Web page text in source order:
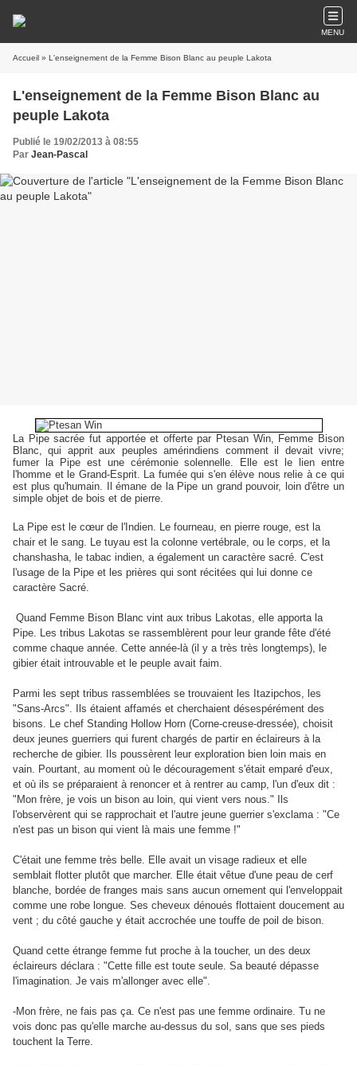
MENU
Accueil » L'enseignement de la Femme Bison Blanc au peuple Lakota
L'enseignement de la Femme Bison Blanc au
peuple Lakota
Publié le 19/02/2013 à 08:55
Par Jean-Pascal
La Pipe sacrée fut apportée et offerte par Ptesan Win, Femme Bison
Blanc, qui apprit aux peuples amérindiens comment il devait vivre;
fumer la Pipe est une cérémonie solennelle. Elle est le lien entre
l'homme et le Grand-Esprit. La fumée qui s'en élève nous relie à ce qui
est plus qu'humain. Il émane de la Pipe un grand pouvoir, loin d'être un
simple objet de bois et de pierre.
La Pipe est le cœur de l'Indien. Le fourneau, en pierre rouge, est la
chair et le sang. Le tuyau est la colonne vertébrale, ou le corps, et la
chanshasha, le tabac indien, a également un caractère sacré. C'est
l'usage de la Pipe et les prières qui sont récitées qui lui donne ce
caractère Sacré.
Quand Femme Bison Blanc vint aux tribus Lakotas, elle apporta la
Pipe. Les tribus Lakotas se rassemblèrent pour leur grande fête d'été
comme chaque année. Cette année-là (il y a très très longtemps), le
gibier était introuvable et le peuple avait faim.
Parmi les sept tribus rassemblées se trouvaient les Itazipchos, les
"Sans-Arcs". Ils étaient affamés et cherchaient désespérément des
bisons. Le chef Standing Hollow Horn (Corne-creuse-dressée), choisit
deux jeunes guerriers qui furent chargés de partir en éclaireurs à la
recherche de gibier. Ils poussèrent leur exploration bien loin mais en
vain. Pourtant, au moment où le découragement s'était emparé d'eux,
et où ils se préparaient à renoncer et à rentrer au camp, l'un d'eux dit :
"Mon frère, je vois un bison au loin, qui vient vers nous." Ils
l'observèrent qui se rapprochait et l'autre jeune guerrier s'exclama : "Ce
n'est pas un bison qui vient là mais une femme !"
C'était une femme très belle. Elle avait un visage radieux et elle
semblait flotter plutôt que marcher. Elle était vêtue d'une peau de cerf
blanche, bordée de franges mais sans aucun ornement qui l'enveloppait
comme une robe longue. Ses cheveux dénoués flottaient doucement au
vent ; du côté gauche y était accrochée une touffe de poil de bison.
Quand cette étrange femme fut proche à la toucher, un des deux
éclaireurs déclara : "Cette fille est toute seule. Sa beauté dépasse
l'imagination. Je vais m'allonger avec elle".
-Mon frère, ne fais pas ça. Ce n'est pas une femme ordinaire. Tu ne
vois donc pas qu'elle marche au-dessus du sol, sans que ses pieds
touchent la Terre.